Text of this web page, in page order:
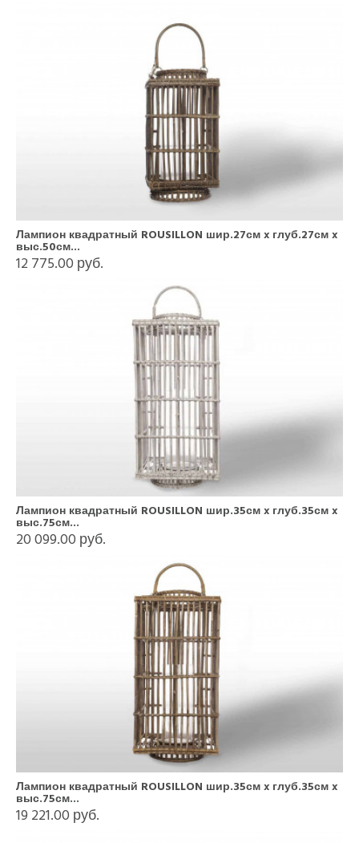
Лампион квадратный ROUSILLON шир.27см x глуб.27см x
выс.50см...
12 775.00 руб.
Лампион квадратный ROUSILLON шир.35см x глуб.35см x
выс.75см...
20 099.00 руб.
Лампион квадратный ROUSILLON шир.35см x глуб.35см x
выс.75см...
19 221.00 руб.